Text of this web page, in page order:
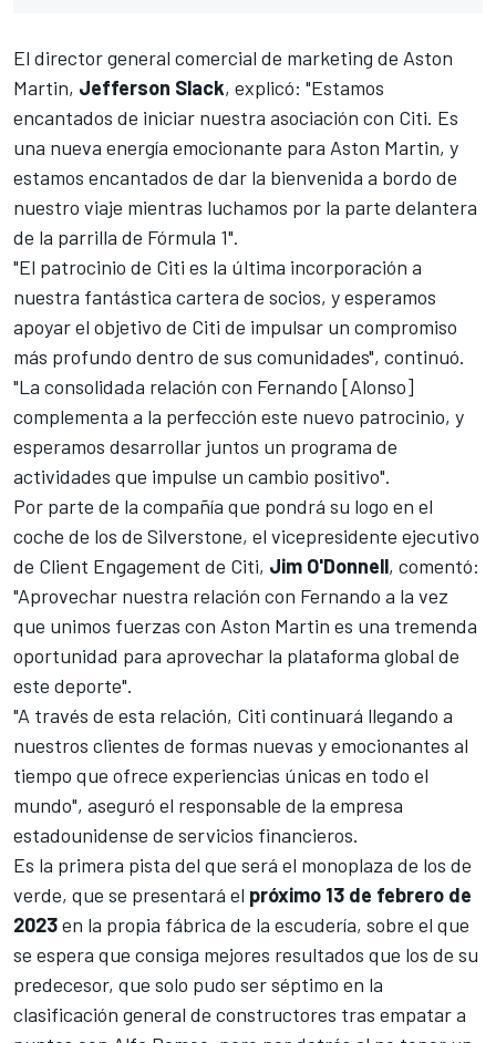
El director general comercial de marketing de Aston
Martin, Jefferson Slack, explicó: "Estamos
encantados de iniciar nuestra asociación con Citi. Es
una nueva energía emocionante para Aston Martin, y
estamos encantados de dar la bienvenida a bordo de
nuestro viaje mientras luchamos por la parte delantera
de la parrilla de Fórmula 1".
"El patrocinio de Citi es la última incorporación a
nuestra fantástica cartera de socios, y esperamos
apoyar el objetivo de Citi de impulsar un compromiso
más profundo dentro de sus comunidades", continuó.
"La consolidada relación con Fernando [Alonso]
complementa a la perfección este nuevo patrocinio, y
esperamos desarrollar juntos un programa de
actividades que impulse un cambio positivo".
Por parte de la compañía que pondrá su logo en el
coche de los de Silverstone, el vicepresidente ejecutivo
de Client Engagement de Citi, Jim O'Donnell, comentó:
"Aprovechar nuestra relación con Fernando a la vez
que unimos fuerzas con Aston Martin es una tremenda
oportunidad para aprovechar la plataforma global de
este deporte".
"A través de esta relación, Citi continuará llegando a
nuestros clientes de formas nuevas y emocionantes al
tiempo que ofrece experiencias únicas en todo el
mundo", aseguró el responsable de la empresa
estadounidense de servicios financieros.
Es la primera pista del que será el monoplaza de los de
verde, que se presentará el próximo 13 de febrero de
2023en la propia fábrica de la escudería, sobre el que
se espera que consiga mejores resultados que los de su
predecesor, que solo pudo ser séptimo en la
clasificación general de constructores tras empatar a